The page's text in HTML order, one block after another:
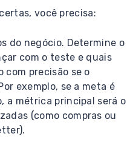
você precisa:
do negócio. Determine o
com o teste e quais
com precisão se o
exemplo, se a meta é
a métrica principal será o
(como compras ou